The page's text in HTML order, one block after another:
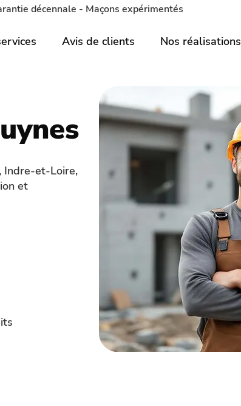
décennale - Maçons expérimentés
Avis de clients Nos réalisations
Indre-et-Loire,
et